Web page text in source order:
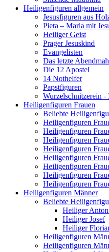
Heiligenfiguren allgemein
Jesusfiguren aus
Pieta – Maria mit
Heiliger Geist
Prager Jesuskind
Evangelisten
Das letzte
Die 12 Apostel
14 Nothelfer
Papstfiguren
Wurzelschnitzerein
Heiligenfiguren Frauen
Beliebte
Heiligenfiguren
Heiligenfiguren
Heiligenfiguren
Heiligenfiguren
Heiligenfiguren
Heiligenfiguren
Heiligenfiguren
Heiligenfiguren
Heiligenfiguren Männer
Beliebte
Heiliger
Heiliger Josef
Heiliger
Heiligenfiguren
Heiligenfiguren